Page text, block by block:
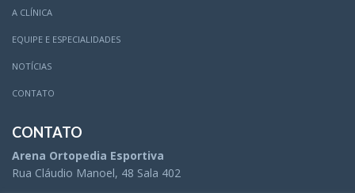
A CLÍNICA
EQUIPE E ESPECIALIDADES
NOTÍCIAS
CONTATO
CONTATO
Arena Ortopedia Esportiva
Rua Cláudio Manoel, 48 Sala 402